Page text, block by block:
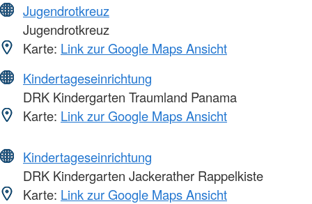
Jugendrotkreuz
Jugendrotkreuz
Karte: Link zur Google Maps Ansicht
Kindertageseinrichtung
DRK Kindergarten Traumland Panama
Karte: Link zur Google Maps Ansicht
Kindertageseinrichtung
DRK Kindergarten Jackerather Rappelkiste
Karte: Link zur Google Maps Ansicht